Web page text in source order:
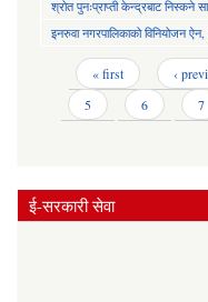
श्रोत पुनःप्राप्ती केन्द्रबाट निस्कने
इनरुवा नगरपालिकाको विनियोजन
Pages « first ‹
5
6 7
ई-सरकारी सेवा